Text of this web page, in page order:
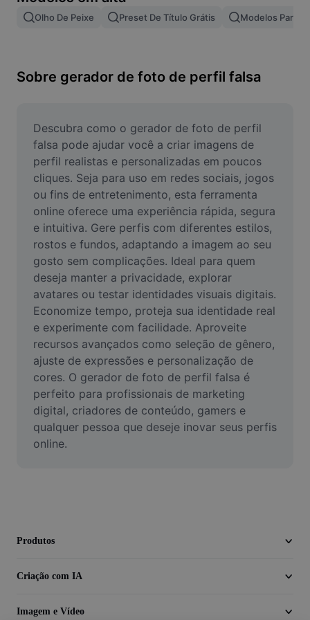
Remover plano de fundo de imagem
Melhorar Imagem
Editar Imagem Online
Criador de Memes
AI Text Remover
AI People Remover
AI Inpainting
Face Cutout
Remover plano de fundo de vídeo
Aprimorar qualidade
Editor de Video
Cortar Vídeo
Olho De Peixe Preset De Título Grátis Modelos Para
Sobre gerador de foto de perfil falsa
Descubra como o gerador de foto de perfil
falsa pode ajudar você a criar imagens de
perfil realistas e personalizadas em poucos
cliques. Seja para uso em redes sociais, jogos
ou fins de entretenimento, esta ferramenta
online oferece uma experiência rápida, segura
e intuitiva. Gere perfis com diferentes estilos,
rostos e fundos, adaptando a imagem ao seu
gosto sem complicações. Ideal para quem
deseja manter a privacidade, explorar
avatares ou testar identidades visuais digitais.
Economize tempo, proteja sua identidade real
e experimente com facilidade. Aproveite
recursos avançados como seleção de gênero,
ajuste de expressões e personalização de
cores. O gerador de foto de perfil falsa é
perfeito para profissionais de marketing
digital, criadores de conteúdo, gamers e
qualquer pessoa que deseje inovar seus perfis
online.
Produtos
Criação com IA
Imagem e Vídeo